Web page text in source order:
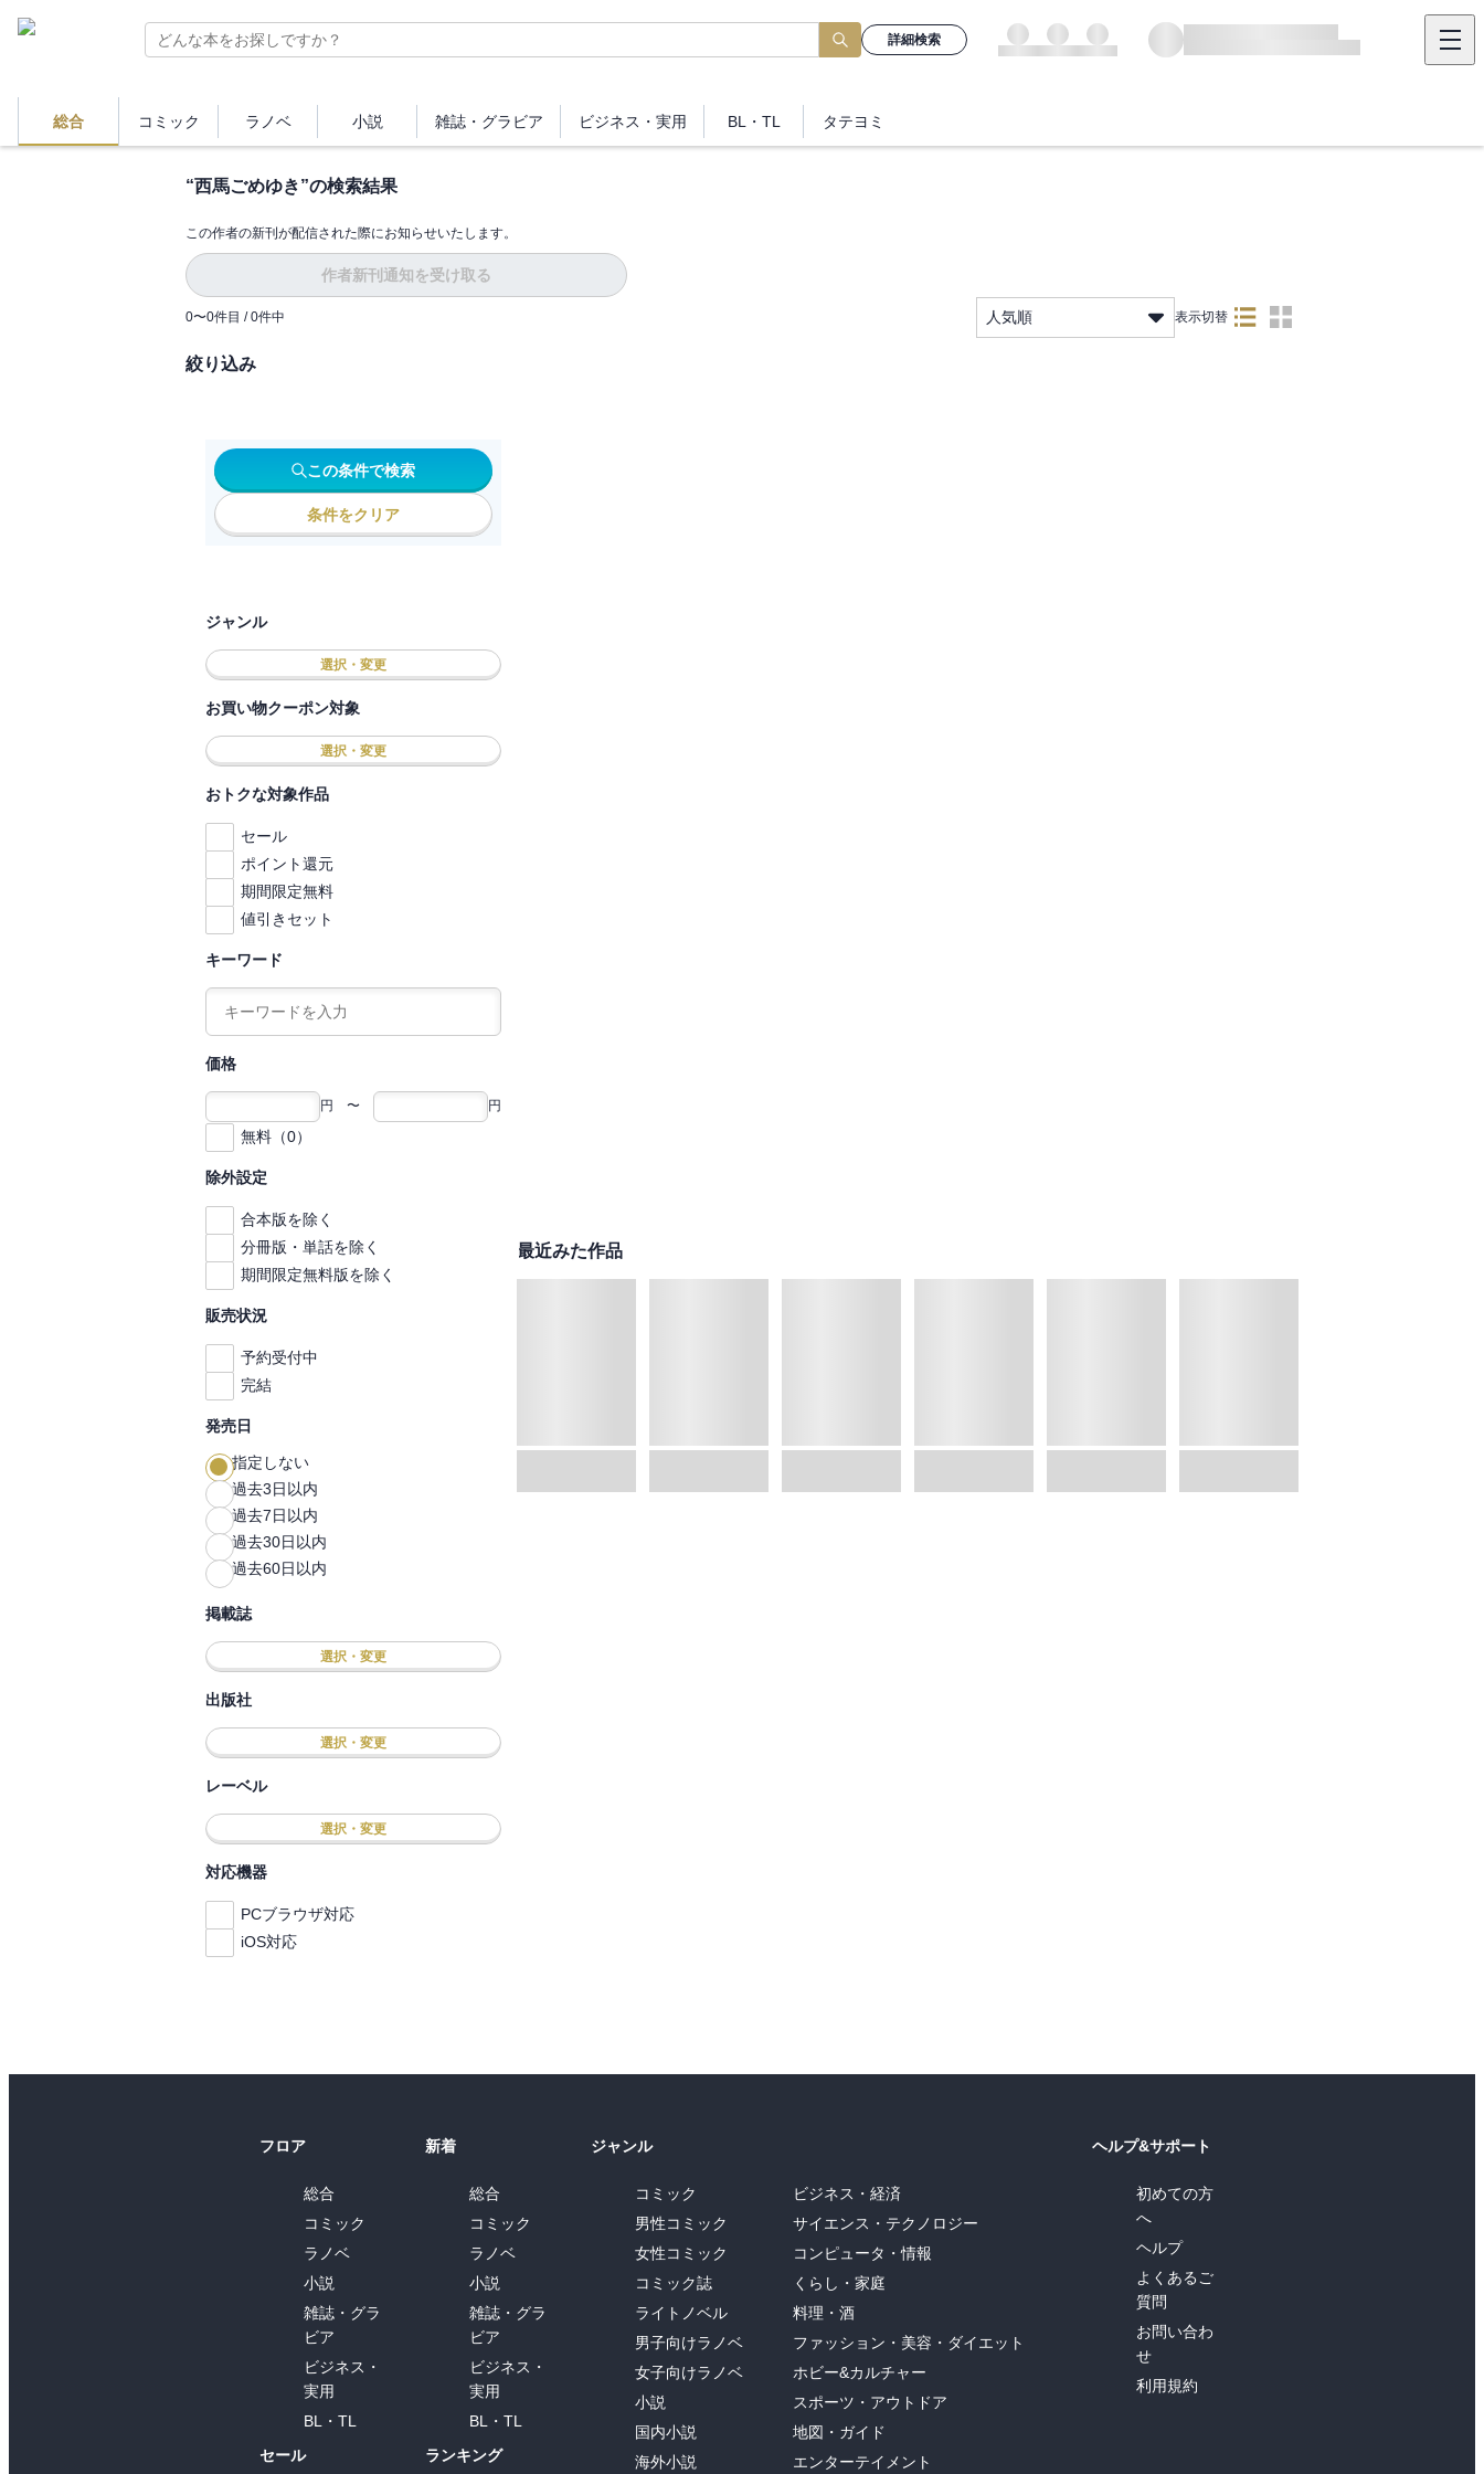
詳細検索
総合 コミック ラノベ 小説 雑誌・ グラビア ビジネス ・実用 BL・TL タテヨミ
“西馬ごめゆき”の検索結果
この作者の新刊が配信された際にお知らせいたします。
作者新刊通知を受け取る
0〜0件目 / 0件中 人気順 表示切替
絞り込み
この条件で検索
条件をクリア
ジャンル
選択・変更
お買い物クーポン対象
選択・変更
おトクな対象作品
セール
ポイント還元
期間限定無料
値引きセット
キーワード
価格
円 〜 円
無料（0）
除外設定
合本版を除く
分冊版・単話を除く
期間限定無料版を除く
販売状況
予約受付中
完結
発売日
指定しない
過去3日以内
過去7日以内
過去30日以内
過去60日以内
掲載誌
選択・変更
出版社
選択・変更
レーベル
選択・変更
対応機器
PCブラウザ対応
iOS対応
最近みた作品
フロア
総合
コミック
ラノベ
小説
雑誌・グラ
ビア
ビジネス・
実用
BL・TL
セール
新着
総合
コミック
ラノベ
小説
雑誌・グラ
ビア
ビジネス・
実用
BL・TL
ランキング
ジャンル
コミック
男性コミック
女性コミック
コミック誌
ライトノベル
男子向けラノベ
女子向けラノベ
小説
国内小説
海外小説
ビジネス・経済
サイエンス・テクノロジー
コンピュータ・情報
くらし・家庭
料理・酒
ファッション・美容・ダイエット
ホビー&カルチャー
スポーツ・アウトドア
地図・ガイド
エンターテイメント
ヘルプ&サポート
初めての方
へ
ヘルプ
よくあるご
質問
お問い合わ
せ
利用規約